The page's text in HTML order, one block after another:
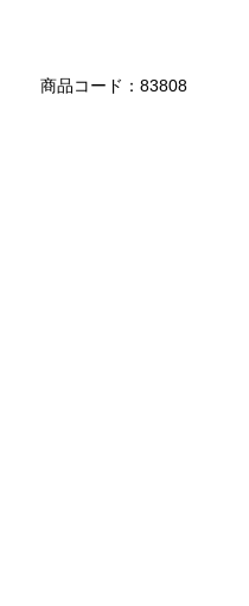
商品コード：83808